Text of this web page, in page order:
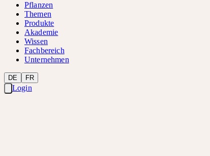
Pflanzen
Themen
Produkte
Akademie
Wissen
Fachbereich
Unternehmen
DE FR
Login